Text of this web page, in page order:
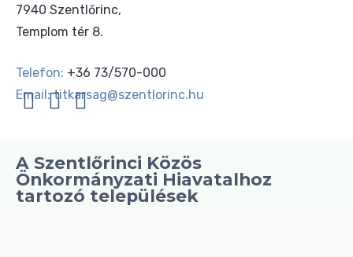
7940 Szentlőrinc,
Templom tér 8.
Telefon: +36 73/570-000
Email: titkarsag@szentlorinc.hu
A Szentlőrinci Közös
Önkormányzati Hiavatalhoz
tartozó települések